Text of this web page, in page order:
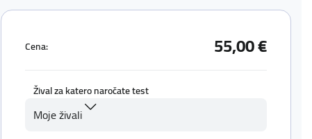
Cena: 55,00 €
Žival za katero naročate test
Moje živali